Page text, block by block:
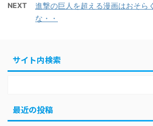
NEXT
進撃の巨人を超える漫画はおそら
な・・
サイト内検索
最近の投稿